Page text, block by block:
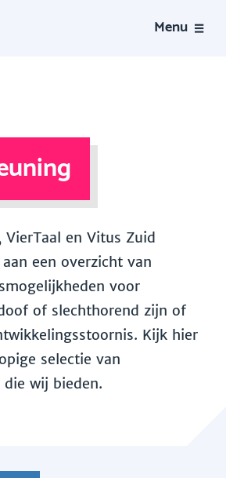
Menu
VierTaal en Vitus Zuid
een overzicht van
voor
of slechthorend zijn of
Kijk hier
selectie van
wij bieden.